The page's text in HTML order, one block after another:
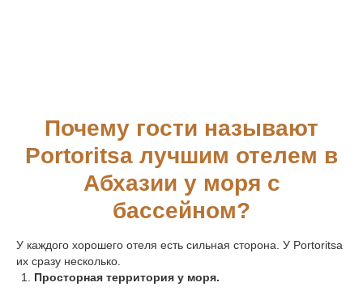
Почему гости называют
Portoritsa лучшим отелем в
Абхазии у моря с
бассейном?
У каждого хорошего отеля есть сильная сторона. У Portoritsa
их сразу несколько.
Просторная территория у моря.